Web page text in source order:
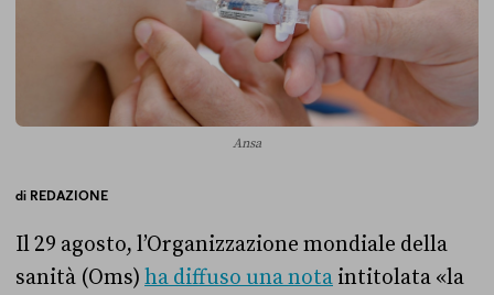
Ansa
di REDAZIONE
Il 29 agosto, l’Organizzazione mondiale della
sanità (Oms) ha diffuso una nota intitolata «la